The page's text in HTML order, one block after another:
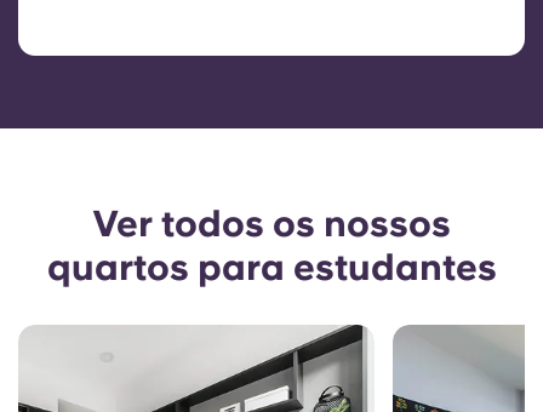
Ver todos os nossos
quartos para estudantes